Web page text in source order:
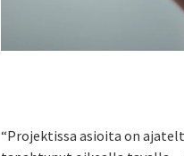
“Projektissa asioita on